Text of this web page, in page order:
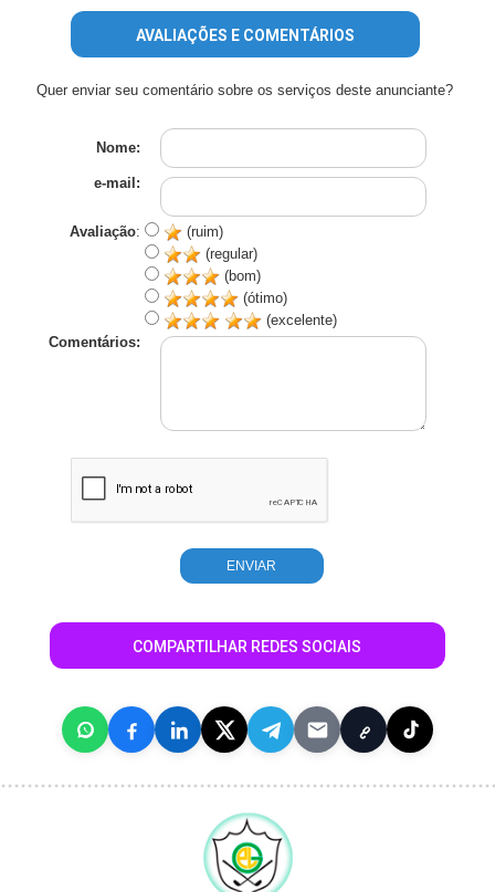
AVALIAÇÕES E COMENTÁRIOS
Quer enviar seu comentário sobre os serviços deste anunciante?
Nome:
e-mail:
Avaliação:
(ruim)
(regular)
(bom)
(ótimo)
(excelente)
Comentários:
COMPARTILHAR REDES SOCIAIS